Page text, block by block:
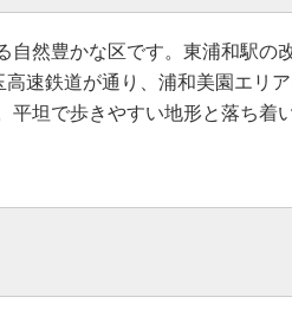
自然豊かな区です。東浦和駅の
速鉄道が通り、浦和美園エリ
平坦で歩きやすい地形と落ち着